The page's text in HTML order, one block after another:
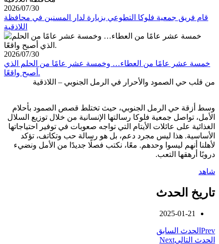
2026/07/30
قام فريق جمعية فلوكا التطوعي بزيارة لدار المسنين في محافظة
اللاذقية
2026/07/30
خمسة عشر عامًا من العطاء… وخمسة عشر عامًا من الحلم الذي
أصبح واقعًا.
من قلب حي الصمود والأحرار في الرمل الجنوبي – اللاذقية
وسط أزقة حي الرمل الجنوبي، حيث تختلط قصص الصمود بأحلام
الأمل، تواصل جمعية فلوكا رسالتها الإنسانية من خلال توزيع السلال
الغذائية على عائلات الأيتام التي تواجه صعوبات في توفير احتياجاتها
الأساسية. هذا ليس مجرد دعم، بل هو رسالة حب وتكاتف، تؤكد
لأهلنا أنهم ليسوا وحدهم. معًا، نكتب فصلًا جديدًا من الأمل ونضيء
دروبًا أرهقها التعب.
شاهد
تاريخ الحدث
2025-01-21
Prev الحدث السابق
الحدث التاليNext